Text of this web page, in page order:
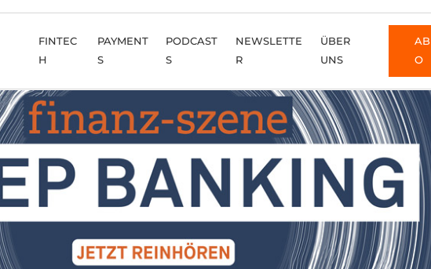
FINTEC
H
PAYMENT
S
PODCAST
S
NEWSLETTE
R
ÜBER
UNS
AB
O